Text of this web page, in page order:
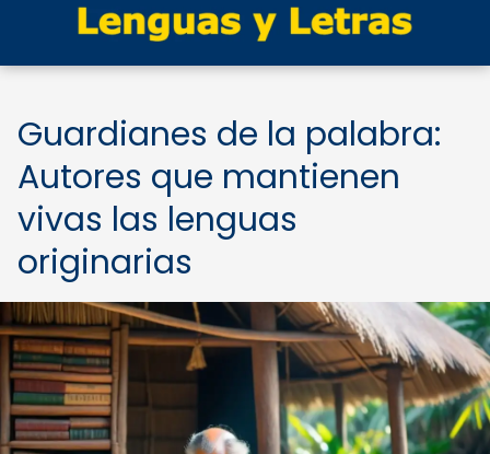
Guardianes de la palabra:
Autores que mantienen
vivas las lenguas
originarias